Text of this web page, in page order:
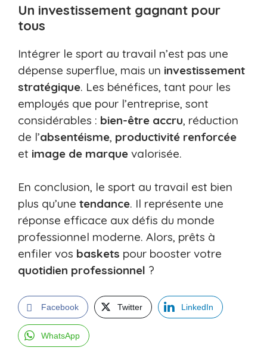
Un investissement gagnant pour
tous
Intégrer le sport au travail n’est pas une
dépense superflue, mais un investissement
stratégique. Les bénéfices, tant pour les
employés que pour l’entreprise, sont
considérables : bien-être accru, réduction
de l’absentéisme, productivité renforcée
et image de marque valorisée.
En conclusion, le sport au travail est bien
plus qu’une tendance. Il représente une
réponse efficace aux défis du monde
professionnel moderne. Alors, prêts à
enfiler vos baskets pour booster votre
quotidien professionnel ?
Facebook Twitter LinkedIn
WhatsApp